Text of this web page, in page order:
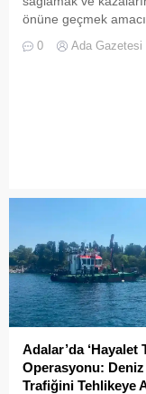
önüne geçmek
kiralama yasağı”
Koordinasyon
ticari amaçlı elektrikli
ve scooter kiralama
faaliyetleri
durumda....
0 Ada Gazetesi
Adalar’da ‘Hayalet
Operasyonu: Deniz
Trafiğini Tehlikeye